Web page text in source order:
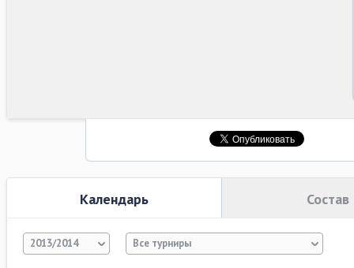
Календарь Состав
2013/2014 Все турниры